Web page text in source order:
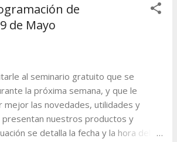
usuarios, ya que es una duda
respuesta puede resultar interesante
en el gráfico (independientemente
la compresión temporal). El resultados
del indicador sería algo así: Si
saber qué valores de un
están a menos del x% de su
de
de Mayo
al seminario gratuito que se
la próxima semana, y que le
mejor las novedades, utilidades y
nuestros productos y
se detalla la fecha y la hora del